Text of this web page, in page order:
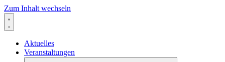
Zum Inhalt wechseln
Aktuelles
Veranstaltungen